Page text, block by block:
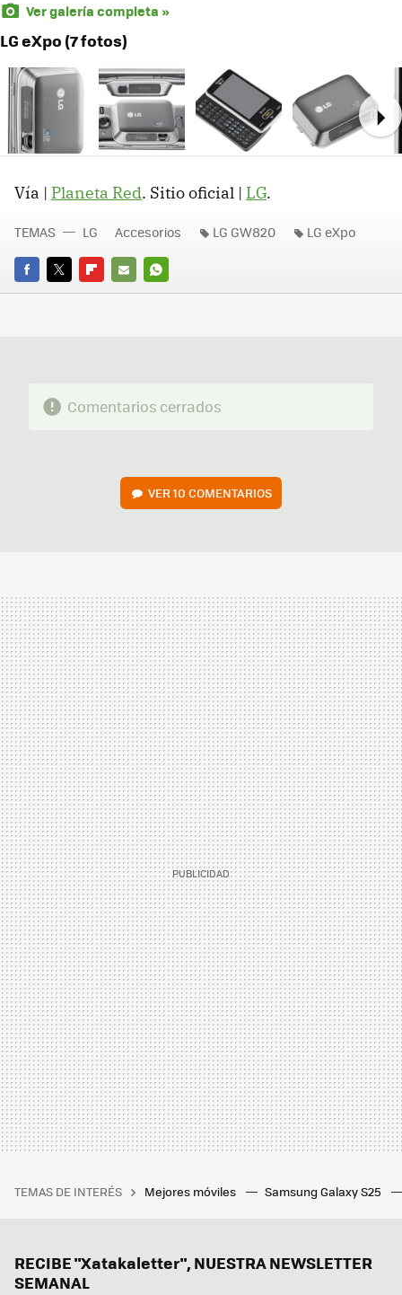
Ver galería completa »
LG eXpo (7 fotos)
Vía | Planeta Red. Sitio oficial | LG.
FACEBOOK
TWITTERFLIPBOARD
E-
WHATSAPP
TEMAS LG Accesorios LG GW820 LG eXpo
Comentarios cerrados
VER 10 COMENTARIOS
TEMAS DE INTERÉS Mejores móviles Samsung Galaxy S25
RECIBE "Xatakaletter", NUESTRA NEWSLETTER
SEMANAL